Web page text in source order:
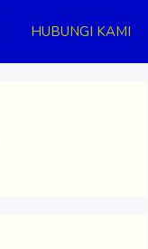
HUBUNGI KAMI